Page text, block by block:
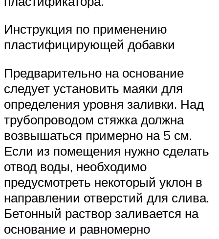
Инструкция по применению
пластифицирующей добавки
Предварительно на основание
следует установить маяки для
определения уровня заливки. Над
трубопроводом стяжка должна
возвышаться примерно на 5 см.
Если из помещения нужно сделать
отвод воды, необходимо
предусмотреть некоторый уклон в
направлении отверстий для слива.
Бетонный раствор заливается на
основание и равномерно